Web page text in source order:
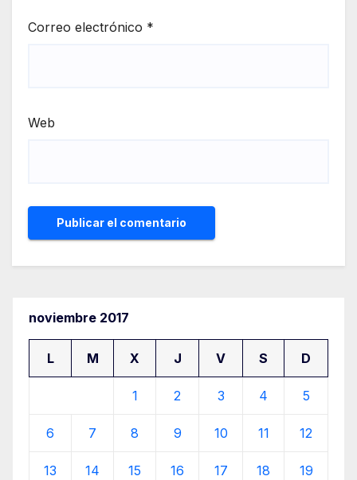
Correo electrónico *
Web
noviembre 2017
L M X J V S D
1 2 3 4 5
6 7 8 9 10 11 12
13 14 15 16 17 18 19